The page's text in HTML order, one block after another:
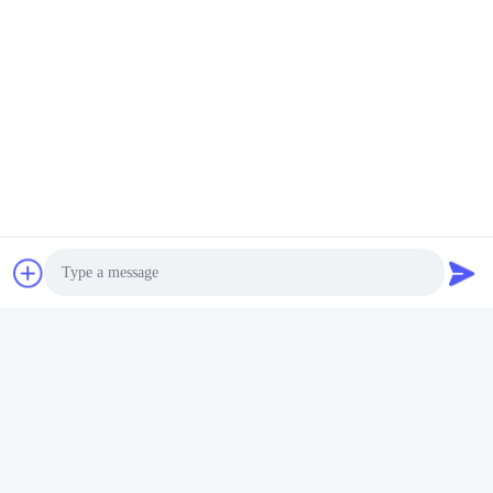
51800, Chine